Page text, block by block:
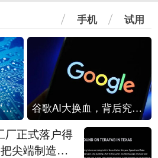
手机 试用
美国也要搞“国产替代”？先算清三笔账 谷歌AI大换血，背后究竟发生了什么？
厂正式落户得
尖端制造带